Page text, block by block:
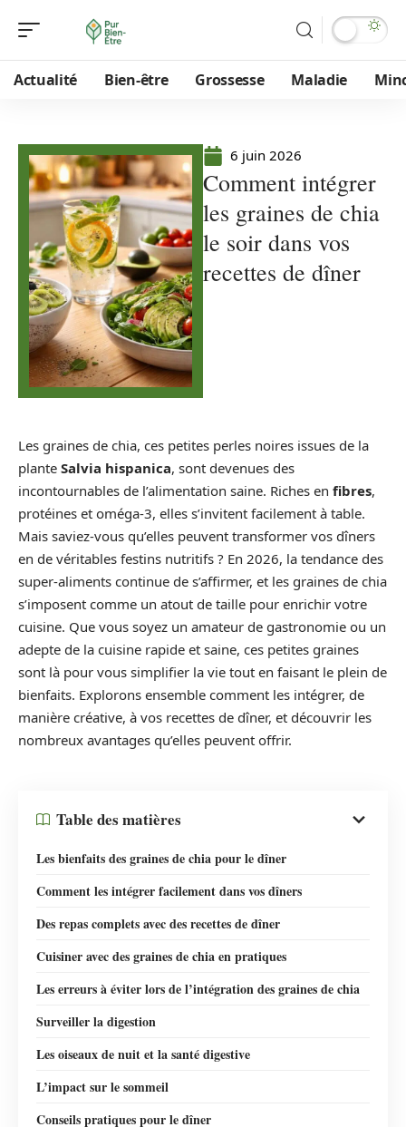
Actualité Bien-être Grossesse Maladie
6 juin 2026
Comment intégrer
les graines de chia
le soir dans vos
recettes de dîner
Les graines de chia, ces petites perles noires issues de la
plante Salvia hispanica, sont devenues des
incontournables de l’alimentation saine. Riches en fibres,
protéines et oméga-3, elles s’invitent facilement à table.
Mais saviez-vous qu’elles peuvent transformer vos dîners
en de véritables festins nutritifs ? En 2026, la tendance des
super-aliments continue de s’affirmer, et les graines de chia
s’imposent comme un atout de taille pour enrichir votre
cuisine. Que vous soyez un amateur de gastronomie ou un
adepte de la cuisine rapide et saine, ces petites graines
sont là pour vous simplifier la vie tout en faisant le plein de
bienfaits. Explorons ensemble comment les intégrer, de
manière créative, à vos recettes de dîner, et découvrir les
nombreux avantages qu’elles peuvent offrir.
Table des matières
Les bienfaits des graines de chia pour le dîner
Comment les intégrer facilement dans vos dîners
Des repas complets avec des recettes de dîner
Cuisiner avec des graines de chia en pratiques
Les erreurs à éviter lors de l’intégration des graines de chia
Surveiller la digestion
Les oiseaux de nuit et la santé digestive
L’impact sur le sommeil
Conseils pratiques pour le dîner